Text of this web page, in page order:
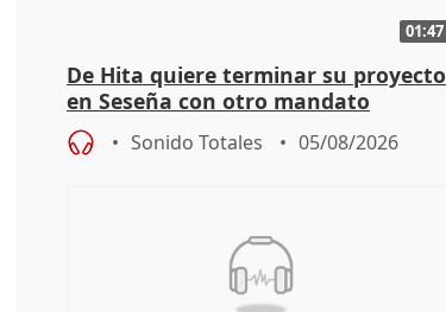
01:47
De Hita quiere terminar su proyecto
en Seseña con otro mandato
Sonido Totales 05/08/2026